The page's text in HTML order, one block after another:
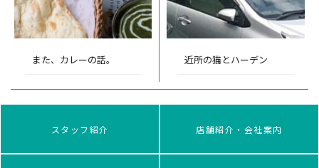
また、カレーの話。 近所の猫とハーデン
スタッフ紹介 店舗紹介・会社案内